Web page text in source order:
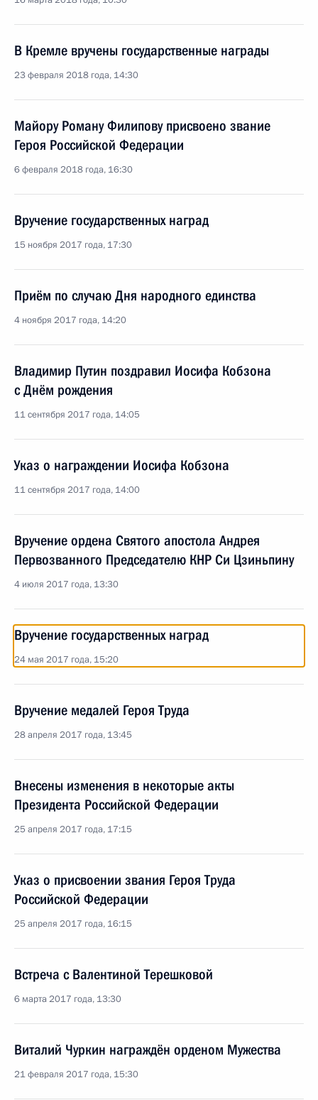
В Кремле вручены государственные награды
23 февраля 2018 года, 14:30
Майору Роману Филипову присвоено звание
Героя Российской Федерации
6 февраля 2018 года, 16:30
Вручение государственных наград
15 ноября 2017 года, 17:30
Приём по случаю Дня народного единства
4 ноября 2017 года, 14:20
Владимир Путин поздравил Иосифа Кобзона
с Днём рождения
11 сентября 2017 года, 14:05
Указ о награждении Иосифа Кобзона
11 сентября 2017 года, 14:00
Вручение ордена Святого апостола Андрея
Первозванного Председателю КНР Си Цзиньпину
4 июля 2017 года, 13:30
Вручение государственных наград
24 мая 2017 года, 15:20
Вручение медалей Героя Труда
28 апреля 2017 года, 13:45
Внесены изменения в некоторые акты
Президента Российской Федерации
25 апреля 2017 года, 17:15
Указ о присвоении звания Героя Труда
Российской Федерации
25 апреля 2017 года, 16:15
Встреча с Валентиной Терешковой
6 марта 2017 года, 13:30
Виталий Чуркин награждён орденом Мужества
21 февраля 2017 года, 15:30